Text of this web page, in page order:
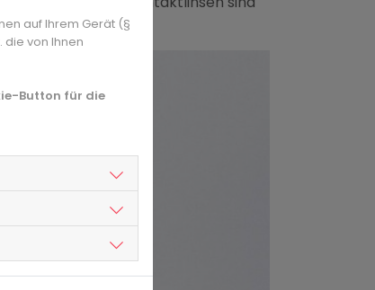
auf Ihrem Gerät (§
die von Ihnen
Button für die